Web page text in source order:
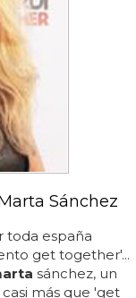
Sánchez
toda españa
get together'...
sánchez, un
más que 'get